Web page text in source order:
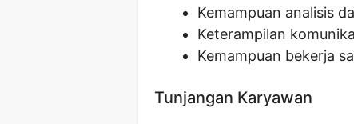
Kemampuan analisis
Keterampilan
Kemampuan bekerja
Tunjangan Karyawan